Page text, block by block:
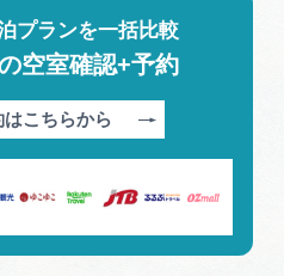
プランを一括比較
空室確認+予約
こちらから